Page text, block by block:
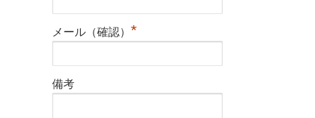
メール（確認） *
備考